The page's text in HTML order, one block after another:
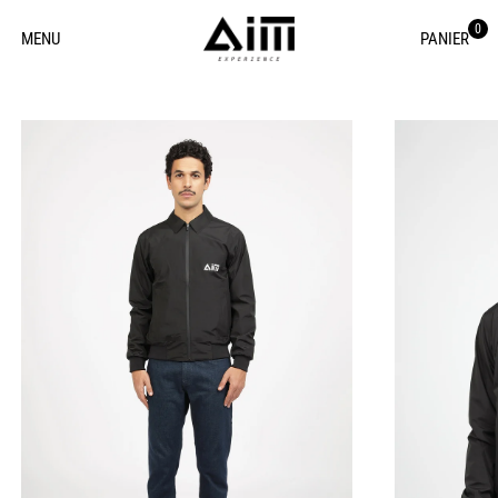
MENU PANIER 0